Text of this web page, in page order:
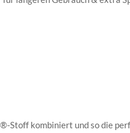
kombiniert und so die